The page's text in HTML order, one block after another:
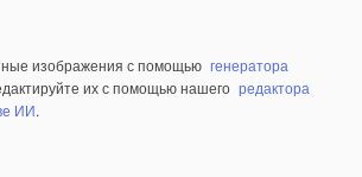
изображения с помощью генератора
их с помощью нашего редактора
ИИ.